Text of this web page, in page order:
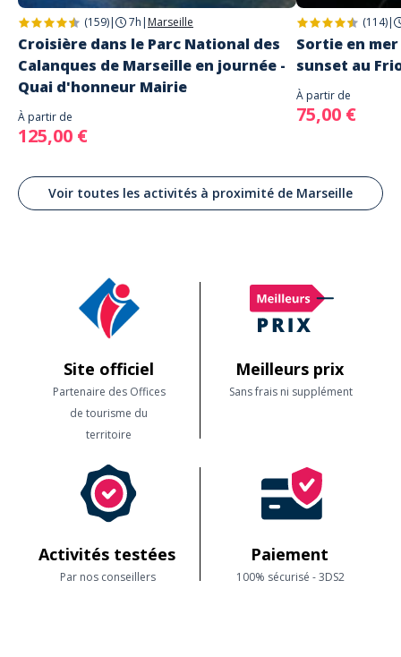
Prévoir : crème solaire, chapeau, maillot, serviette
Itinéraires modifiables selon météo et affluence
(159)| 7h | Marseille
Croisière dans le Parc National des
Calanques de Marseille en journée -
Quai d'honneur Mairie
À partir de
125,00 €
(114)|
Sortie en
sunset au
À partir de
75,00 €
Voir toutes les activités à proximité de Marseille
Site officiel
Partenaire des Offices
de tourisme du
territoire
Meilleurs prix
Sans frais ni supplément
Activités testées
Par nos conseillers
Paiement
100% sécurisé - 3DS2